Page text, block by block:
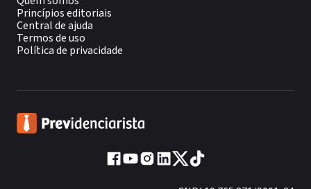
Princípios editoriais
Central de ajuda
Termos de uso
Política de privacidade